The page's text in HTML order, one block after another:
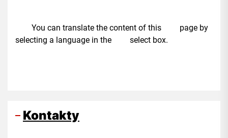
You can translate the content of this page by
selecting a language in the select box.
Kontakty